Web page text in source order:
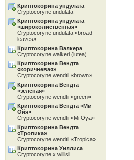
Криптокорина ундулата
Cryptocoryne undulata
Криптокорина ундулата
«широколиственная»
Cryptocoryne undulata «broad
leaves»
Криптокорина Валкера
Cryptocoryne walkeri (lutea)
Криптокорина Вендта
«коричневая»
Cryptocoryne wendtii «brown»
Криптокорина Вендта
«зеленая»
Cryptocoryne wendtii «green»
Криптокорина Вендта «Ми
Ойя»
Cryptocoryne wendtii «Mi Oya»
Криптокорина Вендта
«Тропика»
Cryptocoryne wendtii «Tropica»
Криптокорина Уиллиса
Cryptocoryne x willisii